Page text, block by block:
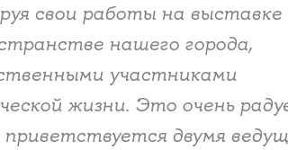
свои работы на выставке
нашего города,
участниками
жизни. Это очень
приветствуется двумя